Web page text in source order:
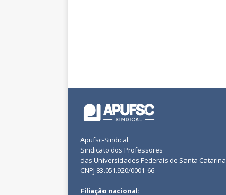
Apufsc-Sindical
Sindicato dos Professores
das Universidades Federais de Santa Catarina
CNPJ 83.051.920/0001-66
Filiação nacional: